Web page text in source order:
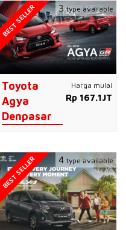
Toyota
Agya
Denpasar
Harga mulai
Rp 167.1JT
BEST SELLER 3type available
BEST SELLER 4 type available